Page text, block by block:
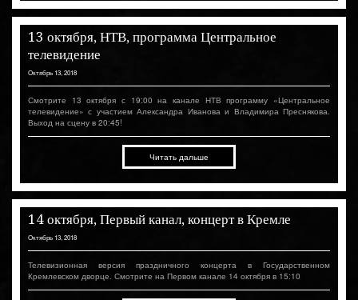
13 октября, НТВ, программа Центральное
телевидение
Октябрь 13, 2018
Смотрите 13 октября с 19:00 на канале НТВ программу «Центральное
телевидение» с участием Александра Иванова и Владимира Преснякова.
Выход на сцену в 20:45!
Читать дальше
14 октября, Первый канал, концерт в Кремле
Октябрь 13, 2018
Телевизионная версия праздничного концерта в Государственном
Кремлевском дворце. Смотрите на Первом канале 14 октября в 15:10